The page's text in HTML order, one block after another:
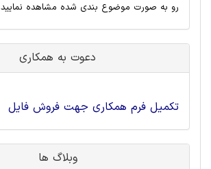
رو به صورت موضوع بندی شده مشاهده نمایید
دعوت به همکاری
تکمیل فرم همکاری جهت فروش فایل
وبلاگ ها